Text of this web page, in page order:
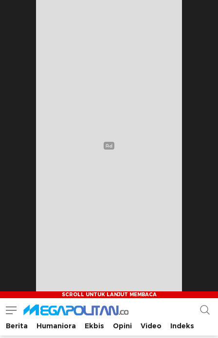
Megapolitan.co
Menyajikan berita-berita fakta bagi pembaca
Berita Humaniora Ekbis Opini Video Indeks